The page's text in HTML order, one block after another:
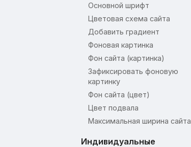
Основной шрифт
Цветовая схема сайта
Добавить градиент
Фоновая картинка
Фон сайта (картинка)
Зафиксировать фоновую
картинку
Фон сайта (цвет)
Цвет подвала
Максимальная ширина сайта
Индивидуальные